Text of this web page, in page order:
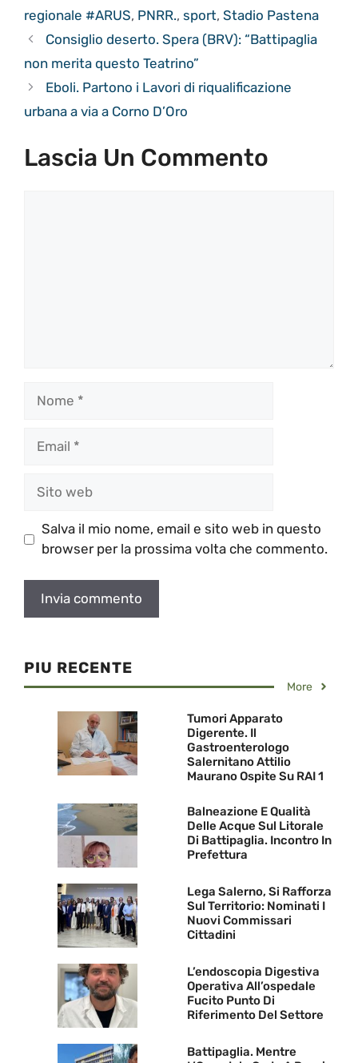
regionale #ARUS, PNRR., sport, Stadio Pastena
Consiglio deserto. Spera (BRV): “Battipaglia
non merita questo Teatrino”
Eboli. Partono i Lavori di riqualificazione
urbana a via a Corno D’Oro
Lascia Un Commento
Salva il mio nome, email e sito web in questo
browser per la prossima volta che commento.
PIU RECENTE
More
Tumori Apparato
Digerente. Il
Gastroenterologo
Salernitano Attilio
Maurano Ospite Su RAI 1
Balneazione E Qualità
Delle Acque Sul Litorale
Di Battipaglia. Incontro In
Prefettura
Lega Salerno, Si Rafforza
Sul Territorio: Nominati I
Nuovi Commissari
Cittadini
L’endoscopia Digestiva
Operativa All’ospedale
Fucito Punto Di
Riferimento Del Settore
Battipaglia. Mentre